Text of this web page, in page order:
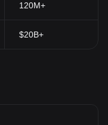
120M+
$20B+